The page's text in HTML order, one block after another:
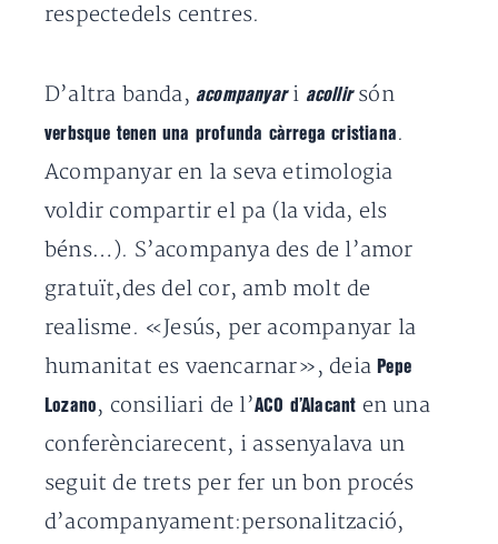
respectedels centres.
D’altra banda, acompanyar i acollir són
verbsque tenen una profunda càrrega cristiana .
Acompanyar en la seva etimologia
voldir compartir el pa (la vida, els
béns…). S’acompanya des de l’amor
gratuït,des del cor, amb molt de
realisme. «Jesús, per acompanyar la
humanitat es vaencarnar», deiaPepe
Lozano , consiliari de l’ACO d’Alacant en una
conferènciarecent, i assenyalava un
seguit de trets per fer un bon procés
d’acompanyament:personalització,